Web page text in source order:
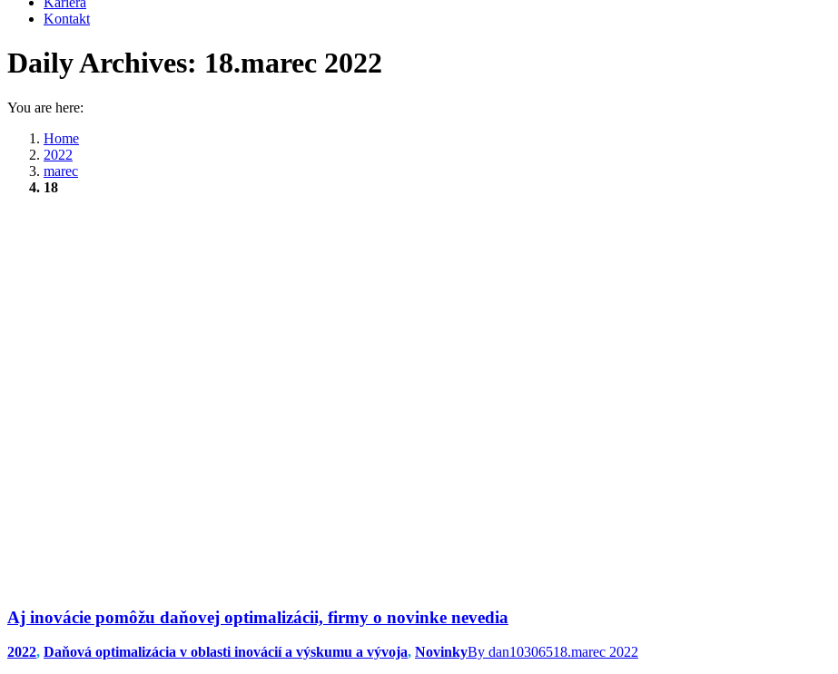
Kontakt
Daily Archives: 18.marec 2022
You are here:
Home
2022
marec
18
Aj inovácie pomôžu daňovej optimalizácii, firmy o novinke nevedia
2022, Daňová optimalizácia v oblasti inovácií a výskumu a vývoja, NovinkyBy dan10306518.marec 2022